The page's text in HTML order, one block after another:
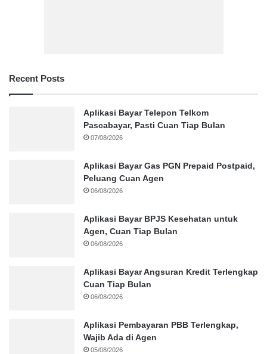
Recent Posts
Aplikasi Bayar Telepon Telkom
Pascabayar, Pasti Cuan Tiap Bulan
07/08/2026
Aplikasi Bayar Gas PGN Prepaid Postpaid,
Peluang Cuan Agen
06/08/2026
Aplikasi Bayar BPJS Kesehatan untuk
Agen, Cuan Tiap Bulan
06/08/2026
Aplikasi Bayar Angsuran Kredit Terlengkap
Cuan Tiap Bulan
06/08/2026
Aplikasi Pembayaran PBB Terlengkap,
Wajib Ada di Agen
05/08/2026